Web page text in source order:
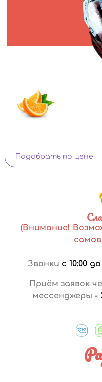
Подобрать по цене
(Внимание!
Звонки с 10:00 до
Приём заявок
мессенджеры -